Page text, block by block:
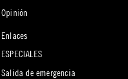
Opinión
Enlaces
ESPECIALES
Salida de emergencia